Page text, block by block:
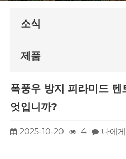
소식
제품
폭풍우 방지 피라미드
엇입니까?
2025-10-20 4 나에